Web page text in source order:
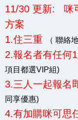
11/30 更新: 咪
方案
1.住三重
（ 聯絡
2.報名者有任何
項目都選VIP組)
3.三人一起報名
同享優惠)
4.有加購咪可思